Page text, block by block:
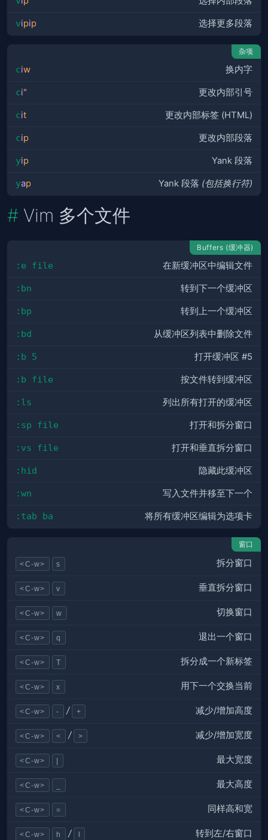
vipip 选择更多段落
杂项
ciw 换内字
ci" 更改内部引号
cit 更改内部标签 (HTML)
cip 更改内部段落
yip Yank 段落
yap Yank 段落 (包括换行符)
Vim 多个文件
Buffers (缓冲器)
:e file 在新缓冲区中编辑文件
:bn 转到下一个缓冲区
:bp 转到上一个缓冲区
:bd 从缓冲区列表中删除文件
:b 5 打开缓冲区 #5
:b file 按文件转到缓冲区
:ls 列出所有打开的缓冲区
:sp file 打开和拆分窗口
:vs file 打开和垂直拆分窗口
:hid 隐藏此缓冲区
:wn 写入文件并移至下一个
:tab ba 将所有缓冲区编辑为选项卡
窗口
<C-w> s 拆分窗口
<C-w> v 垂直拆分窗口
<C-w> w 切换窗口
<C-w> q 退出一个窗口
<C-w> T 拆分成一个新标签
<C-w> x 用下一个交换当前
<C-w> - / + 减少/增加高度
<C-w> < / > 减少/增加宽度
<C-w> | 最大宽度
<C-w> 最大高度
<C-w> = 同样高和宽
<C-w> h / l 转到左/右窗口